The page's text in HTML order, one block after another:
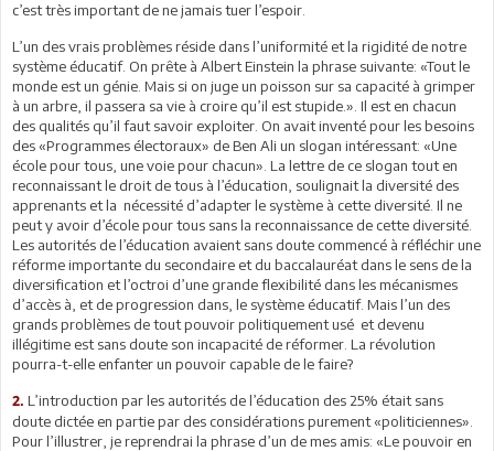
c’est très important de ne jamais tuer l’espoir.
L’un des vrais problèmes réside dans l’uniformité et la rigidité de notre
système éducatif. On prête à Albert Einstein la phrase suivante: «Tout le
monde est un génie. Mais si on juge un poisson sur sa capacité à grimper
à un arbre, il passera sa vie à croire qu’il est stupide.». Il est en chacun
des qualités qu’il faut savoir exploiter. On avait inventé pour les besoins
des «Programmes électoraux» de Ben Ali un slogan intéressant: «Une
école pour tous, une voie pour chacun». La lettre de ce slogan tout en
reconnaissant le droit de tous à l’éducation, soulignait la diversité des
apprenants et la nécessité d’adapter le système à cette diversité. Il ne
peut y avoir d’école pour tous sans la reconnaissance de cette diversité.
Les autorités de l’éducation avaient sans doute commencé à réfléchir une
réforme importante du secondaire et du baccalauréat dans le sens de la
diversification et l’octroi d’une grande flexibilité dans les mécanismes
d’accès à, et de progression dans, le système éducatif. Mais l’un des
grands problèmes de tout pouvoir politiquement usé et devenu
illégitime est sans doute son incapacité de réformer. La révolution
pourra-t-elle enfanter un pouvoir capable de le faire?
2. L’introduction par les autorités de l’éducation des 25% était sans
doute dictée en partie par des considérations purement «politiciennes».
Pour l’illustrer, je reprendrai la phrase d’un de mes amis: «Le pouvoir en